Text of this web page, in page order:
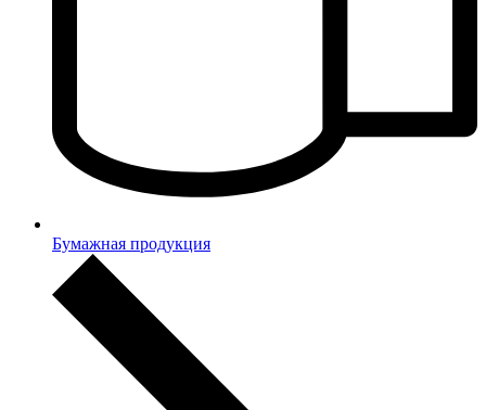
Бумажная продукция